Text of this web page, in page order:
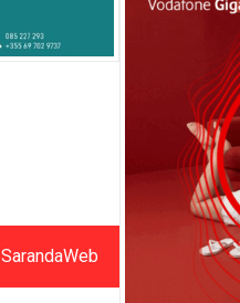
SarandaWeb